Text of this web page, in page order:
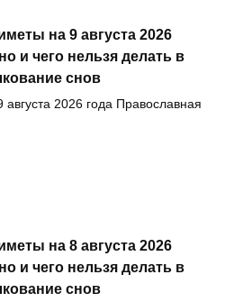
на 9 августа 2026
и чего нельзя делать в
снов
августа 2026 года Православная
на 8 августа 2026
и чего нельзя делать в
снов